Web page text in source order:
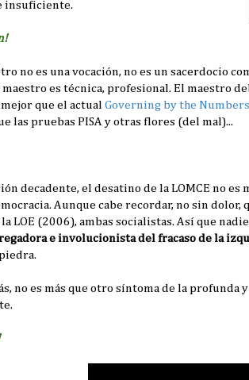
insuficiente.
no es una vocación, no es un sacerdocio
es técnica, profesional. El maestro
que el actual Governing by the Numbers
las pruebas PISA y otras flores (del mal)...
decadente, el desatino de la LOMCE no
Aunque cabe recordar, no sin
la LOE (2006), ambas socialistas. Así que
e involucionista del fracaso de la
no es más que otro síntoma de la